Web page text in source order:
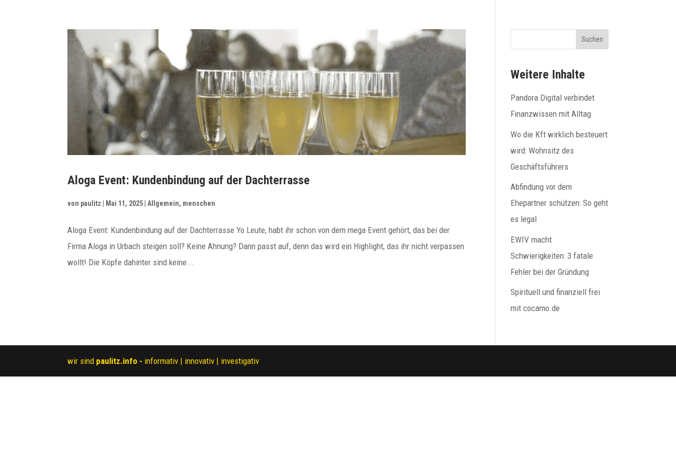
Aloga Event: Kundenbindung auf der Dachterrasse
von paulitz Mai 11, 2025 Allgemein, menschen
Aloga Event: Kundenbindung auf der Dachterrasse Yo Leute, habt ihr schon von dem mega Event gehört, das bei der
Firma Aloga in Urbach steigen soll? Keine Ahnung? Dann passt auf, denn das wird ein Highlight, das ihr nicht verpassen
wollt! Die Köpfe dahinter sind keine...
Suchen
Weitere Inhalte
Pandora Digital verbindet
Finanzwissen mit Alltag
Wo die Kft wirklich besteuert
wird: Wohnsitz des
Geschäftsführers
Abfindung vor dem
Ehepartner schützen: So geht
es legal
EWIV macht
Schwierigkeiten: 3 fatale
Fehler bei der Gründung
Spirituell und finanziell frei
mit cocamo.de
wir sind paulitz.info - informativ | innovativ | investigativ